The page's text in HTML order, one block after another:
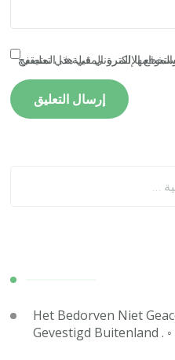
بريدي الإلكتروني، والموقع الإلكتروني في هذا المتصفح لاستخدامها المرة المقبلة في تعليقي.
Het Bedorven Niet
Gevestigd Buitenland .